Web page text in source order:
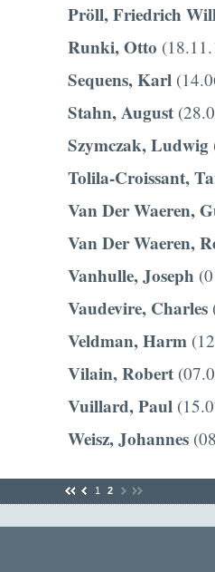
Pröll, Friedrich
Runki, Otto
Sequens, Karl
Stahn, August
Szymczak, Ludwig
Tolila-Croissant,
Van Der Waeren,
Van Der Waeren,
Vanhulle, Joseph
Vaudevire, Charles
Veldman, Harm
Vilain, Robert
Vuillard, Paul
Weisz, Johannes
1 2